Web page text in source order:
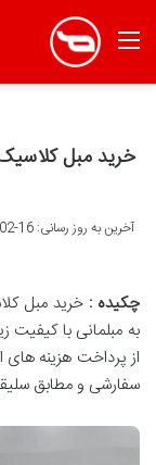
منو
خرید مبل
آخرین به روز رسانی: 16-02-1404
چکیده : خرید مبل
به مبلمانی با کیفیت
از پرداخت هزینه
سفارشی و مطابق